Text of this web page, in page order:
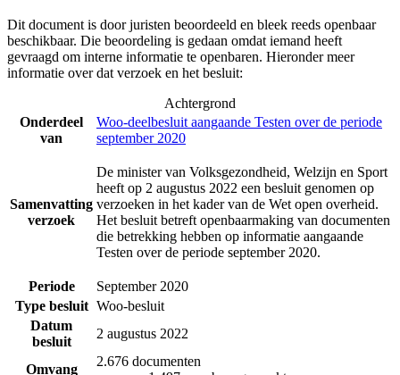
Dit document is door juristen beoordeeld en bleek reeds openbaar
beschikbaar. Die beoordeling is gedaan omdat iemand heeft
gevraagd om interne informatie te openbaren. Hieronder meer
informatie over dat verzoek en het besluit:
Achtergrond
Onderdeel
van
Woo-deelbesluit aangaande Testen over de periode
september 2020
Samenvatting
verzoek
De minister van Volksgezondheid, Welzijn en Sport
heeft op 2 augustus 2022 een besluit genomen op
verzoeken in het kader van de Wet open overheid.
Het besluit betreft openbaarmaking van documenten
die betrekking hebben op informatie aangaande
Testen over de periode september 2020.
Periode
September 2020
Type besluit Woo-besluit
Datum
besluit
2 augustus 2022
Omvang
2.676 documenten